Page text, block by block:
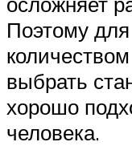
Поэтому
выбрать
хорошо
человека.